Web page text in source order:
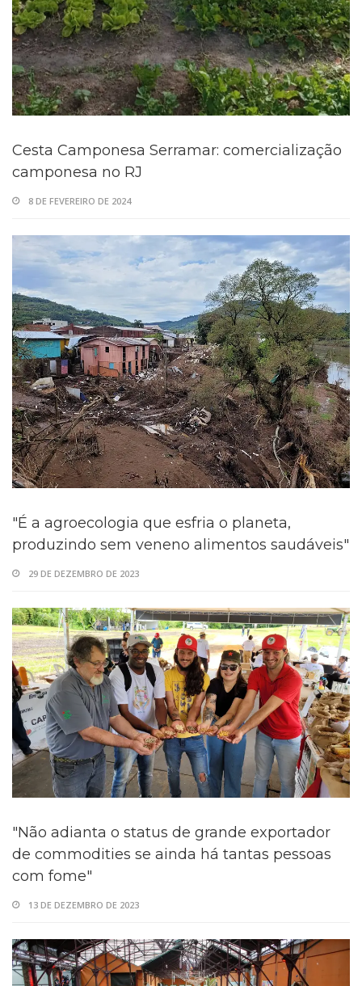
Cesta Camponesa Serramar: comercialização
camponesa no RJ
8 DE FEVEREIRO DE 2024
"É a agroecologia que esfria o planeta,
produzindo sem veneno alimentos saudáveis"
29 DE DEZEMBRO DE 2023
"Não adianta o status de grande exportador
de commodities se ainda há tantas pessoas
com fome"
13 DE DEZEMBRO DE 2023